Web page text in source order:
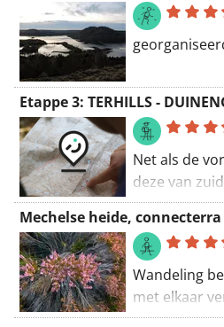
Etappe 3: TERHILLS -
Net als de
deze van
rand van het
halen
de heide. De
letterlijk en
hoogtepunt:
terrils van
Wandeling
met elkaar